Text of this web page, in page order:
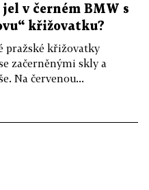
v černém BMW s
křižovatku?
pražské křižovatky
začerněnými skly a
Na červenou...